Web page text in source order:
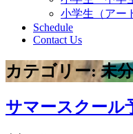
小学生（アー
Schedule
Contact Us
カテゴリー:未
サマースクール